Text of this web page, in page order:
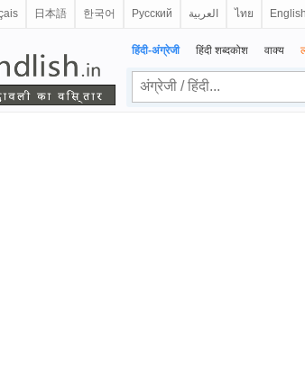
日本語 한국어 Русский العربية ไทย English
हिंदी-अंग्रेजी हिंदी शब्दकोश वाक्य